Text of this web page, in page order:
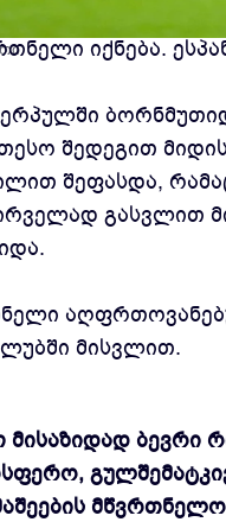
ოფიციალურად
იქნება.
შედეგით
შეფასდა,
გასვლით
მისვლით.
ბევრი